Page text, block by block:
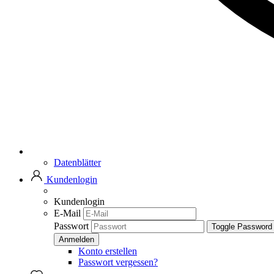
Datenblätter
Kundenlogin
Kundenlogin
E-Mail
Passwort
Toggle
Konto erstellen
Passwort vergessen?